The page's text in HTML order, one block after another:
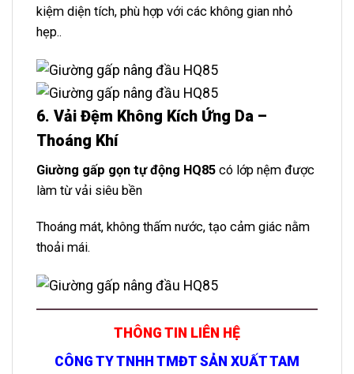
kiệm diện tích, phù hợp với các không gian nhỏ
hẹp..
6. Vải Đệm Không Kích Ứng Da –
Thoáng Khí
Giường gấp gọn tự động HQ85 có lớp nệm được
làm từ vải siêu bền
Thoáng mát, không thấm nước, tạo cảm giác nằm
thoải mái.
THÔNG TIN LIÊN HỆ
CÔNG TY TNHH TMĐT SẢN XUẤT TAM